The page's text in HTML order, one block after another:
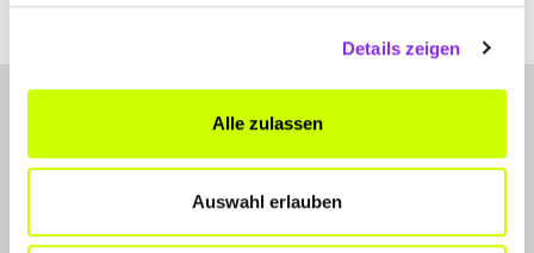
Details zeigen
Alle zulassen
Auswahl erlauben